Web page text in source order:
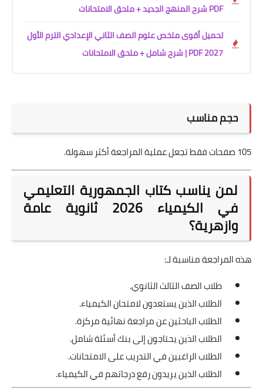
PDF شرح المنهج الجديد + ملحق الامتحانات
تحميل أقوى ملخص علوم الصف الثاني الإعدادي الترم الأول
2027 PDF | شرح شامل + ملحق الامتحانات
حجم مناسب
105 صفحات فقط تجعل عملية المراجعة أكثر سهولة.
لمن يناسب كتاب الجمهورية التعليمي
في الكيمياء 2026 ثانوية عامة
وازهرية؟
هذه المراجعة مناسبة لـ:
طلاب الصف الثالث الثانوي.
الطلاب الذين يستعدون لامتحان الكيمياء.
الطلاب الباحثين عن مراجعة نهائية مركزة.
الطلاب الذين يحتاجون إلى بنك أسئلة شامل.
الطلاب الراغبين في التدريب على الامتحانات.
الطلاب الذين يريدون رفع درجاتهم في الكيمياء.